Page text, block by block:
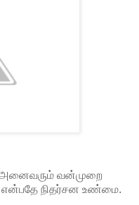
அனைவரும் வன்முறை
என்பதே நிதர்சன உண்மை.